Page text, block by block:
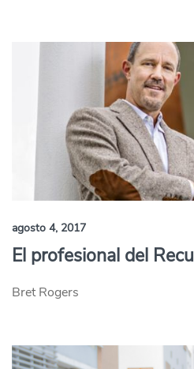
agosto 4, 2017
El profesional del
Bret Rogers